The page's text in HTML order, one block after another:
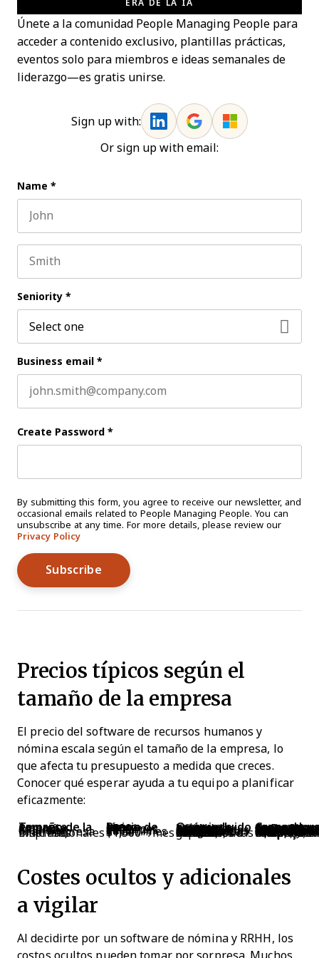
ERA DE LA IA
Únete a la comunidad People Managing People para
acceder a contenido exclusivo, plantillas prácticas,
eventos solo para miembros e ideas semanales de
liderazgo—es gratis unirse.
Sign up with:
Or sign up with email:
Name *
Seniority *
Business email *
Create Password *
By submitting this form, you agree to receive our newsletter, and
occasional emails related to People Managing People. You can
unsubscribe at any time. For more details, please review our
Privacy Policy
Precios típicos según el
tamaño de la empresa
El precio del software de recursos humanos y
nómina escala según el tamaño de la empresa, lo
que afecta tu presupuesto a medida que creces.
Conocer qué esperar ayuda a tu equipo a planificar
eficazmente:
Tamaño de la empresa Rango de precio típico Qué suele estar incluido Casos de uso comunes y
Pequeña empresa $50–$200/mes Nómina básica, gestión de empleados, soporte limitado Startups, equipos pequeños; Gusto, Wave, OnPay
Mediana empresa $200–$600/mes Nómina, herramientas de RRHH, informes básicos, algunas integraciones Empresas en crecimiento, necesidades diversas; ADP, Paychex, BambooHR
Gran empresa $600–$1,500/mes Informes avanzados, suite completa de RRHH, integraciones Operaciones complejas, múltiples ubicaciones; Workday, UKG, Zenefits
Empresas multinacionales$1,500+/mesSoluciones a medida, soporte dedicado, características globales Multinacionales, cumplimiento complejo;
Costes ocultos y adicionales
a vigilar
Al decidirte por un software de nómina y RRHH, los
costos ocultos pueden tomar por sorpresa. Muchos